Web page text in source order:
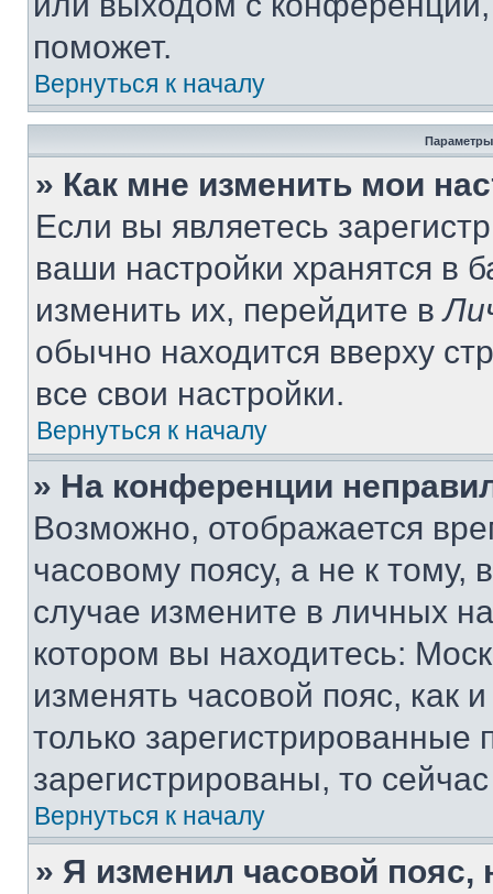
поможет.
Вернуться к началу
Параметры
» Как мне изменить мои
Если вы являетесь
ваши настройки хранятся в
изменить их, перейдите в
обычно находится вверху
все свои настройки.
Вернуться к началу
» На конференции
Возможно, отображается
часовому поясу, а не к тому,
случае измените в личных
котором вы находитесь:
изменять часовой пояс, как
только
зарегистрированы, то
Вернуться к началу
» Я изменил часовой пояс,